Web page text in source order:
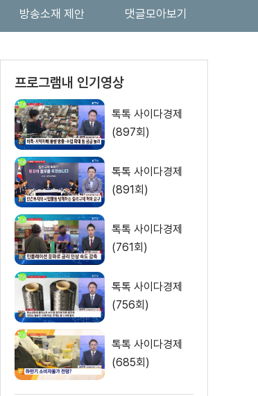
방송소재 제안 댓글모아보기
프로그램내 인기영상
톡톡 사이다경제
(897회)
톡톡 사이다경제
(891회)
톡톡 사이다경제
(761회)
톡톡 사이다경제
(756회)
톡톡 사이다경제
(685회)